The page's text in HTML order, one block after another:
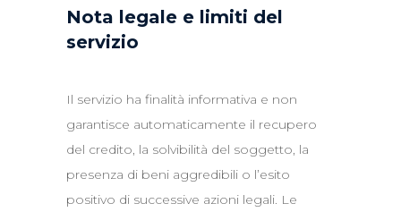
Nota legale e limiti del
servizio
Il servizio ha finalità informativa e non
garantisce automaticamente il recupero
del credito, la solvibilità del soggetto, la
presenza di beni aggredibili o l’esito
positivo di successive azioni legali. Le